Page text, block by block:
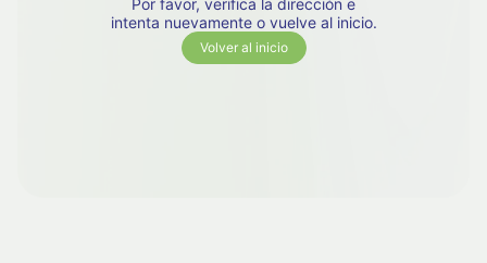
intenta nuevamente o vuelve al inicio.
Volver al inicio